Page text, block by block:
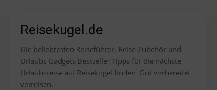
Reisekugel.de
Die beliebtesten Reiseführer, Reise Zubehör und
Urlaubs Gadgets Bestseller Tipps für die nächste
Urlaubsreise auf Reisekugel finden. Gut vorbereitet
verreisen.